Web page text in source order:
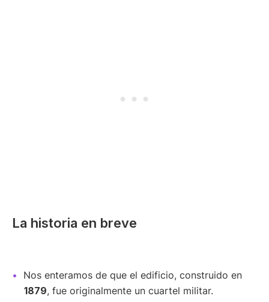
La historia en breve
Nos enteramos de que el edificio, construido en
1879, fue originalmente un cuartel militar.